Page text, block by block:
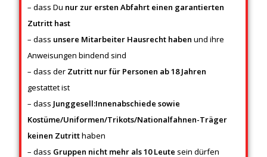
– dass Du nur zur ersten Abfahrt einen garantierten
Zutritt hast
– dass unsere Mitarbeiter Hausrecht haben und ihre
Anweisungen bindend sind
– dass der Zutritt nur für Personen ab 18 Jahren
gestattet ist
– dass Junggesell:Innenabschiede sowie
Kostüme/Uniformen/Trikots/Nationalfahnen-Träger
keinen Zutritthaben
– dass Gruppen nicht mehr als 10 Leute sein dürfen